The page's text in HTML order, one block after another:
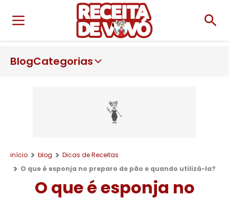
BlogCategorias
início blog
Dicas de Receitas
O que é esponja no preparo de pão e quando utilizá-la?
O que é esponja no